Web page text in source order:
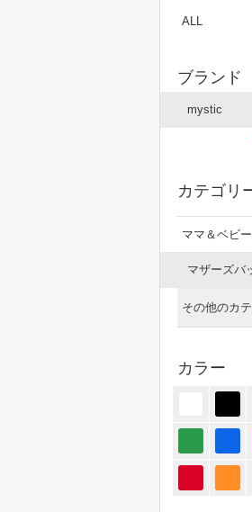
ALL
ブランド
mystic
カテゴリ
ママ＆ベビー
マザーズバ
その他のカ
ジャケット/
パンツ
オールイン
カラー